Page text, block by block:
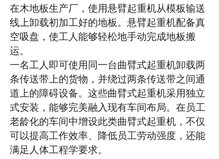
在木地板生产厂，使用悬臂起重机从模板输送
线上卸载初加工好的地板。悬臂起重机配备真
空吸盘，使工人能够轻松地手动完成地板搬
运。
一名工人即可使用同一台曲臂式起重机卸载两
条传送带上的货物，并绕过两条传送带之间通
道上的障碍设备。这些曲臂式起重机采用独立
式安装，能够完美融入现有车间布局。在员工
老龄化的车间中增设此类曲臂式起重机，不仅
可以提高工作效率、降低员工劳动强度，还能
满足人体工程学要求。